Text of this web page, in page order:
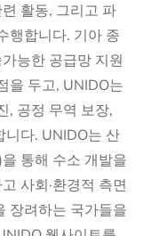
활동, 그리고 파
행합니다. 기아 종
능한 공급망 지원
을 두고, UNIDO는
, 공정 무역 보장,
니다. UNIDO는 산
통해 수소 개발을
사회·환경적 측면
장려하는 국가들을